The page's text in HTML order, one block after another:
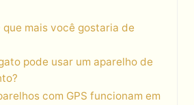
que mais você gostaria de
pode usar um aparelho de
com GPS funcionam em